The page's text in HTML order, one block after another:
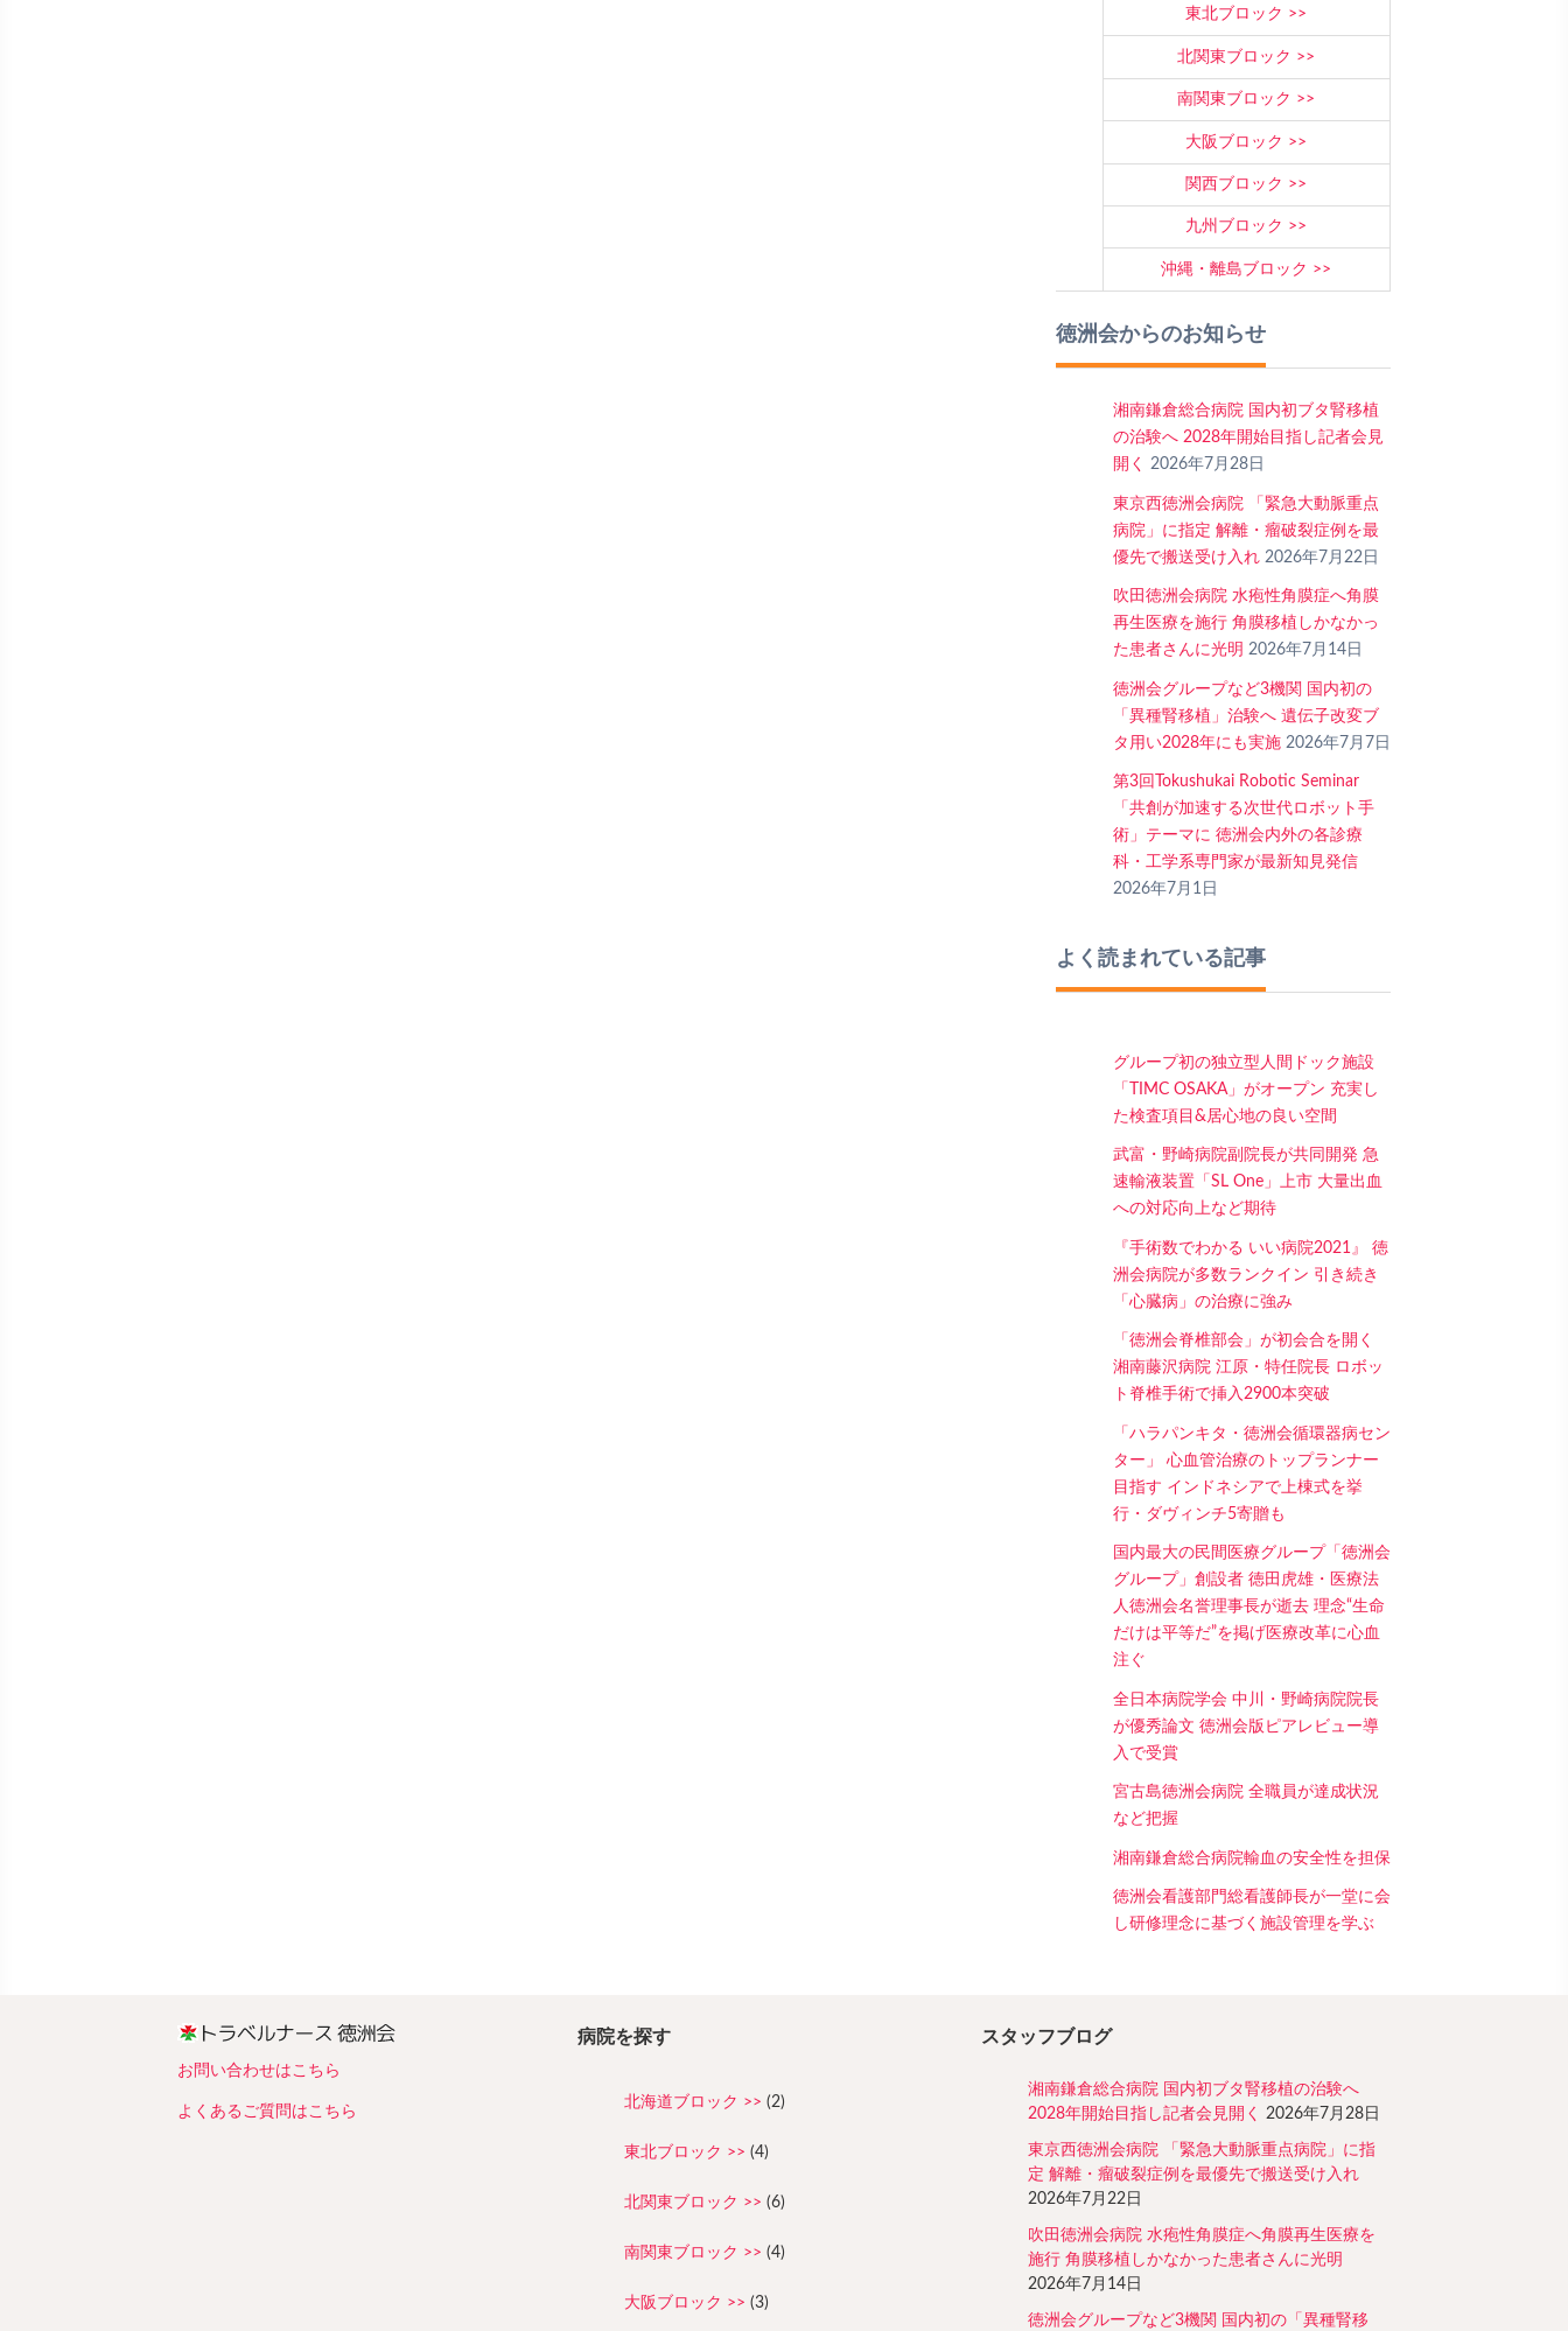
東北ブロック
北関東ブロック
南関東ブロック
大阪ブロック
関西ブロック
九州ブロック
沖縄・離島ブロック
徳洲会からのお知らせ
湘南鎌倉総合病院 国内初ブタ腎移植
の治験へ 2028年開始目指し記者会見
開く
2026年7月28日
東京西徳洲会病院 「緊急大動脈重点
病院」に指定 解離・瘤破裂症例を最
優先で搬送受け入れ 2026年7月22日
吹田徳洲会病院 水疱性角膜症へ角膜
再生医療を施行 角膜移植しかなかっ
た患者さんに光明 2026年7月14日
徳洲会グループなど3機関 国内初の
「異種腎移植」治験へ 遺伝子改変ブ
タ用い2028年にも実施 2026年7月7日
第3回Tokushukai Robotic Seminar
「共創が加速する次世代ロボット手
術」テーマに 徳洲会内外の各診療
科・工学系専門家が最新知見発信
2026年7月1日
よく読まれている記事
グループ初の独立型人間ドック施設
「TIMC OSAKA」がオープン 充実し
た検査項目&居心地の良い空間
武富・野崎病院副院長が共同開発 急
速輸液装置「SL One」上市 大量出血
への対応向上など期待
『手術数でわかる いい病院2021』 徳
洲会病院が多数ランクイン 引き続き
「心臓病」の治療に強み
「徳洲会脊椎部会」が初会合を開く
湘南藤沢病院 江原・特任院長 ロボッ
ト脊椎手術で挿入2900本突破
「ハラパンキタ・徳洲会循環器病セン
ター」 心血管治療のトップランナー
目指す インドネシアで上棟式を挙
行・ダヴィンチ5寄贈も
国内最大の民間医療グループ「徳洲会
グループ」創設者 徳田虎雄・医療法
人徳洲会名誉理事長が逝去 理念“生命
だけは平等だ”を掲げ医療改革に心血
注ぐ
全日本病院学会 中川・野崎病院院長
が優秀論文 徳洲会版ピアレビュー導
入で受賞
宮古島徳洲会病院 全職員が達成状況
など把握
湘南鎌倉総合病院輸血の安全性を担保
徳洲会看護部門総看護師長が一堂に会
し研修理念に基づく施設管理を学ぶ
お問い合わせはこちら
よくあるご質問はこちら
病院を探す
北海道ブロック (2)
東北ブロック (4)
北関東ブロック (6)
南関東ブロック (4)
大阪ブロック (3)
スタッフブログ
湘南鎌倉総合病院 国内初ブタ腎移植の治験へ
2028年開始目指し記者会見開く
2026年7月28日
東京西徳洲会病院 「緊急大動脈重点病院」に指
定 解離・瘤破裂症例を最優先で搬送受け入れ
2026年7月22日
吹田徳洲会病院 水疱性角膜症へ角膜再生医療を
施行 角膜移植しかなかった患者さんに光明
2026年7月14日
徳洲会グループなど3機関 国内初の「異種腎移